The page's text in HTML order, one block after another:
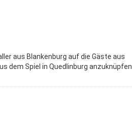
aus Blankenburg auf die Gäste aus
dem Spiel in Quedlinburg anzuknüpfen.